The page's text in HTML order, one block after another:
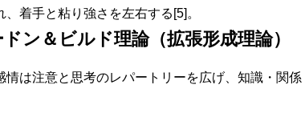
、着手と粘り強さを左右する[5]。
ン＆ビルド理論（拡張形成理論）
情は注意と思考のレパートリーを広げ、知識・関